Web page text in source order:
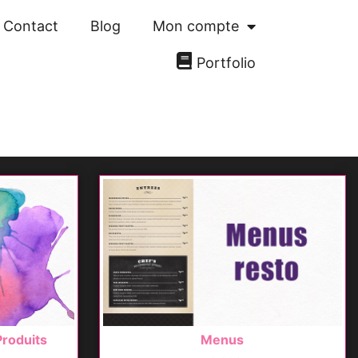
Contact Blog Mon compte
Portfolio
Menus